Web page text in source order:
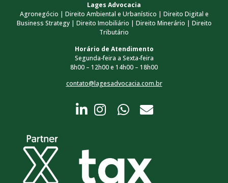
Lages Advocacia
Agronegócio | Direito Ambiental e Urbanístico | Direito Digital e
Business Strategy | Direito Imobiliário | Direito Minerário | Direito
Tributário
Horário de Atendimento
Segunda-feira a Sexta-feira
8h00 – 12h00 e 14h00 – 18h00
contato@lagesadvocacia.com.br